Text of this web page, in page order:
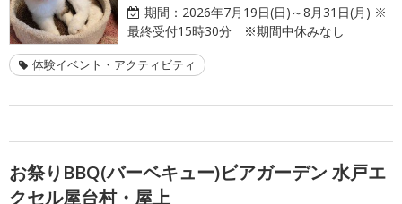
期間： 2026年7月19日(日)～8月31日(月) ※
最終受付15時30分 ※期間中休みなし
体験イベント・アクティビティ
お祭りBBQ(バーベキュー)ビアガーデン 水戸エ
クセル屋台村・屋上